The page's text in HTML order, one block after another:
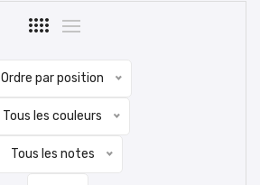
Ordre par position
Tous les couleurs
Tous les notes